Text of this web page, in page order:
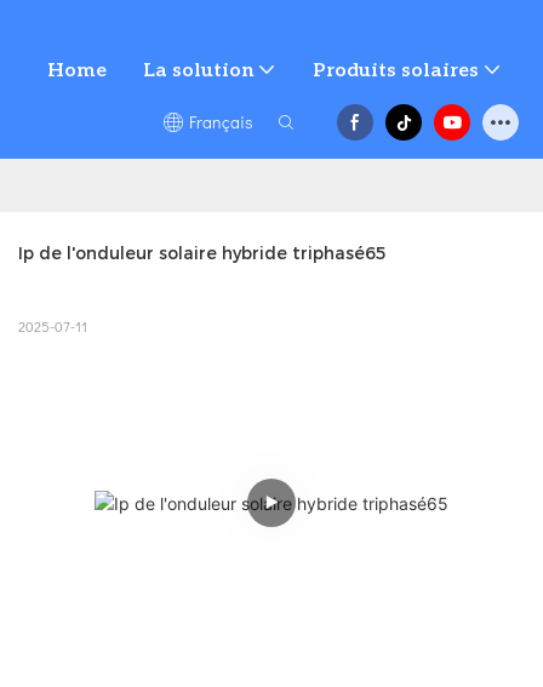
Home La solution Produits solaires
Français
Ip de l'onduleur solaire hybride triphasé65
2025-07-11